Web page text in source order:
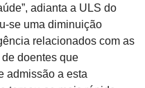
adianta a ULS do
se uma diminuição
relacionados com as
doentes que
admissão a esta